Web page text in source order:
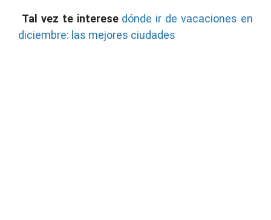
Tal vez te interese dónde ir de vacaciones en
diciembre: las mejores ciudades